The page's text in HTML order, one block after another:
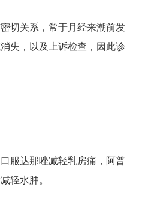
切关系，常于月经来潮前发
失，以及上诉检查，因此诊
服达那唑减轻乳房痛，阿普
轻水肿。